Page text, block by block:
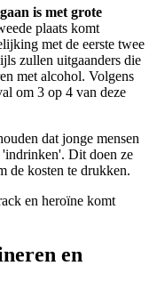
is met grote
plaats komt
met de eerste twee
zullen uitgaanders die
met alcohol. Volgens
om 3 op 4 van deze
dat jonge mensen
Dit doen ze
de kosten te drukken.
en heroïne komt
en